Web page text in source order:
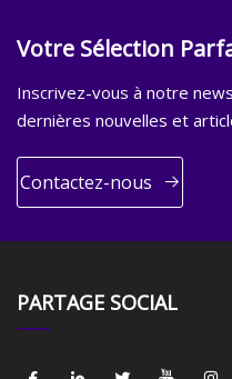
Votre Sélection
Inscrivez-vous à notre
dernières nouvelles et
Contactez-nous
PARTAGE SOCIAL